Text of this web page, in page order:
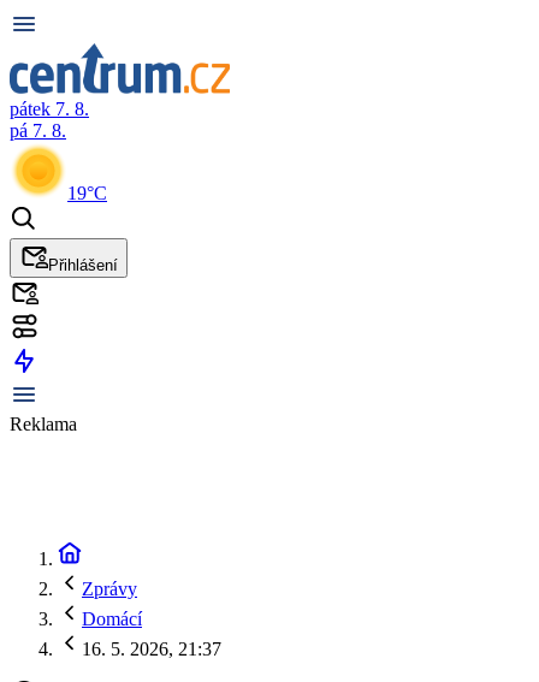
pátek 7. 8.
pá 7. 8.
19°C
Přihlášení
Reklama
Zprávy
Domácí
16. 5. 2026, 21:37